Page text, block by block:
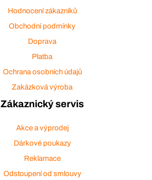
Hodnocení zákazníků
Obchodní podmínky
Doprava
Platba
Ochrana osobních údajů
Zakázková výroba
Zákaznický servis
Akce a výprodej
Dárkové poukazy
Reklamace
Odstoupení od smlouvy